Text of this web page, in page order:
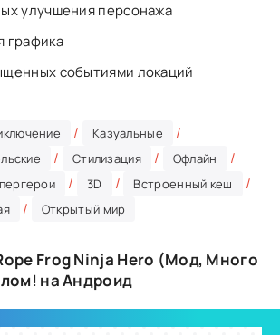
улучшения персонажа
графика
событиями локаций
/ Казуальные /
/ Стилизация / Офлайн /
/ 3D / Встроенный кеш /
/ Открытый мир
Frog Ninja Hero (Мод, Много
на Андроид